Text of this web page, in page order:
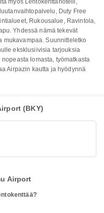
myös Lentokenttähotelli,
Duty Free
Rukousalue, Ravintola,
Yhdessä nämä tekevät
mukavampaa. Suunnitteletko
eksklusiivisia tarjouksia
lomasta, työmatkasta
Airpazin kautta ja hyödynnä
(BKY)
Airport